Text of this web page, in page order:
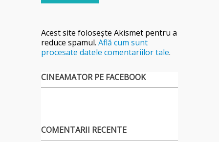
Acest site folosește Akismet pentru a
reduce spamul. Află cum sunt
procesate datele comentariilor tale.
CINEAMATOR PE FACEBOOK
COMENTARII RECENTE